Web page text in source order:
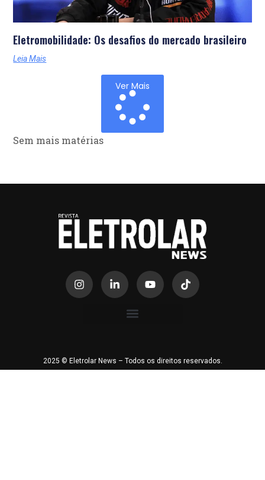
Eletromobilidade: Os desafios do mercado brasileiro
Leia Mais
Ver Mais
Sem mais matérias
2025 © Eletrolar News – Todos os direitos reservados.